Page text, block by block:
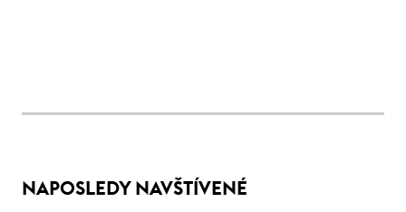
NAPOSLEDY NAVŠTÍVENÉ